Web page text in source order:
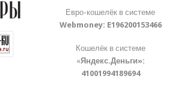
Евро-кошелёк в системе
Webmoney: E196200153466
Кошелёк в системе
«Яндекс.Деньги»:
41001994189694